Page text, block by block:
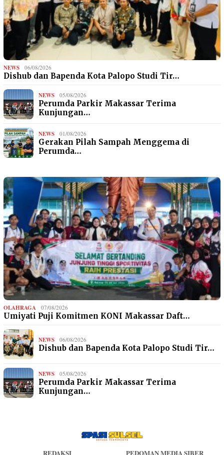
NEWS 06/08/2026
Dishub dan Bapenda Kota Palopo Studi Tir…
NEWS 05/08/2026
Perumda Parkir Makassar Terima
Kunjungan…
NEWS 01/08/2026
Gerakan Pilah Sampah Menggema di
Perumda…
OLAHRAGA 07/08/2026
Umiyati Puji Komitmen KONI Makassar Daft…
NEWS 06/08/2026
Dishub dan Bapenda Kota Palopo Studi Tir…
NEWS 05/08/2026
Perumda Parkir Makassar Terima
Kunjungan…
REDAKSI PEDOMAN MEDIA SIBER